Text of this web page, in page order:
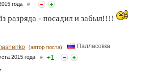
года #
разряда - посадил и забыл!!!!
(автор поста) Палласовка
2015 года # +1